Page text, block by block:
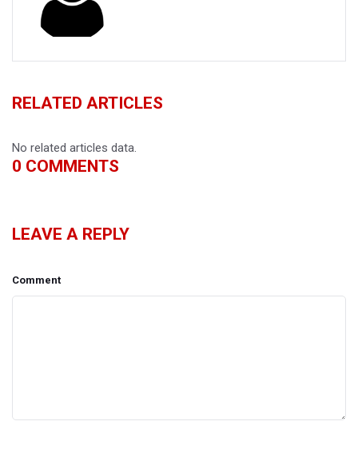
RELATED ARTICLES
No related articles data.
0 COMMENTS
LEAVE A REPLY
Comment